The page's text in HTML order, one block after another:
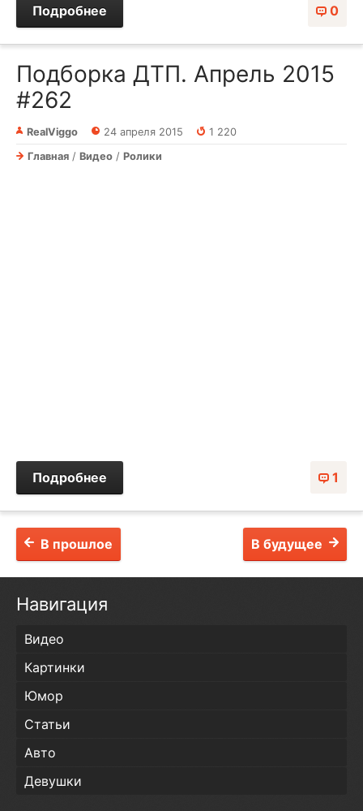
0
Подробнее
Подборка ДТП. Апрель 2015
#262
RealViggo 24 апреля 2015
1 220
Главная / Видео / Ролики
1
Подробнее
В будущее
В прошлое
Навигация
Видео
Картинки
Юмор
Статьи
Авто
Девушки